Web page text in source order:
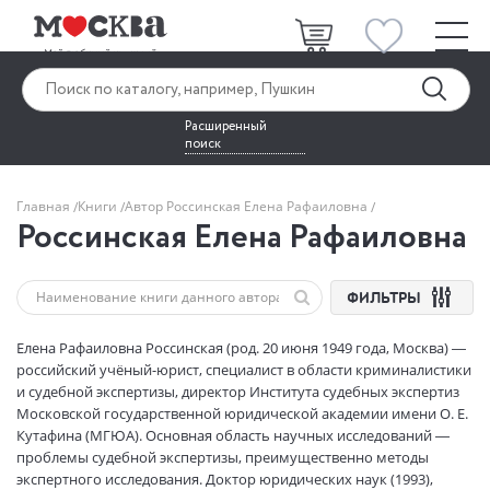
Расширенный
поиск
Главная Книги Автор Россинская Елена Рафаиловна
Россинская Елена Рафаиловна
ФИЛЬТРЫ
Елена Рафаиловна Россинская (род. 20 июня 1949 года, Москва) —
российский учёный-юрист, специалист в области криминалистики
и судебной экспертизы, директор Института судебных экспертиз
Московской государственной юридической академии имени О. Е.
Кутафина (МГЮА). Основная область научных исследований —
проблемы судебной экспертизы, преимущественно методы
экспертного исследования. Доктор юридических наук (1993),